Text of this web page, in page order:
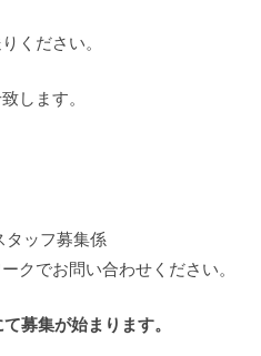
ください。
します。
ッフ募集係
クでお問い合わせください。
募集が始まります。